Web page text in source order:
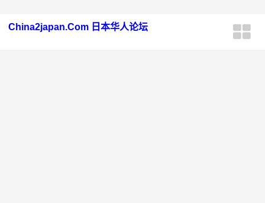
China2japan.Com 日本华人论坛